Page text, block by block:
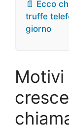
📄 Ecco
truffe
giorno
Motivi